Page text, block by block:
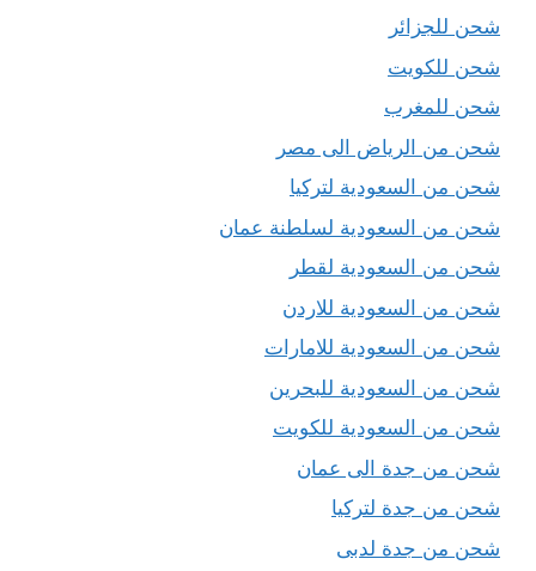
شحن للجزائر
شحن للكويت
شحن للمغرب
شحن من الرياض الى مصر
شحن من السعودية لتركيا
شحن من السعودية لسلطنة عمان
شحن من السعودية لقطر
شحن من السعودية للاردن
شحن من السعودية للامارات
شحن من السعودية للبحرين
شحن من السعودية للكويت
شحن من جدة الى عمان
شحن من جدة لتركيا
شحن من جدة لدبى